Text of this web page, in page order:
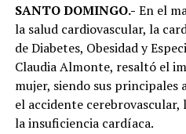
SANTO DOMINGO.- En el
la salud cardiovascular, la
de Diabetes, Obesidad y
Claudia Almonte, resaltó el
mujer, siendo sus principales
el accidente
la insuficiencia cardíaca.